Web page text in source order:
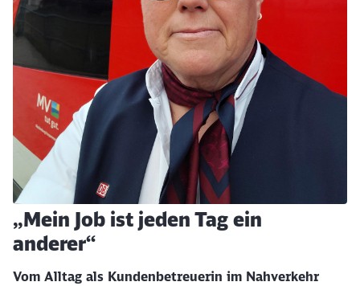
„Mein Job ist jeden Tag ein
anderer“
Vom Alltag als Kundenbetreuerin im Nahverkehr